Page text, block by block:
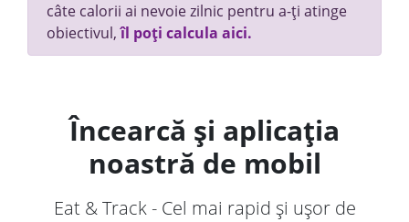
câte calorii ai nevoie zilnic pentru a-ți atinge
obiectivul,îl poți calcula aici.
Încearcă și aplicația
noastră de mobil
Eat & Track - Cel mai rapid și ușor de